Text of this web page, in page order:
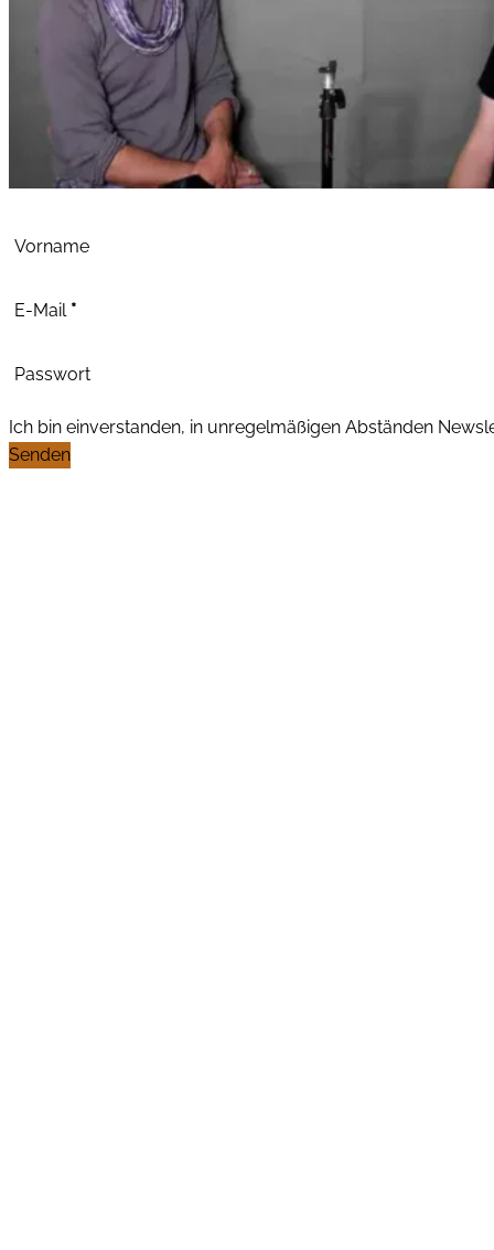
Vorname
E-Mail *
Passwort
Ich bin einverstanden, in unregelmäßigen Abständen
Senden